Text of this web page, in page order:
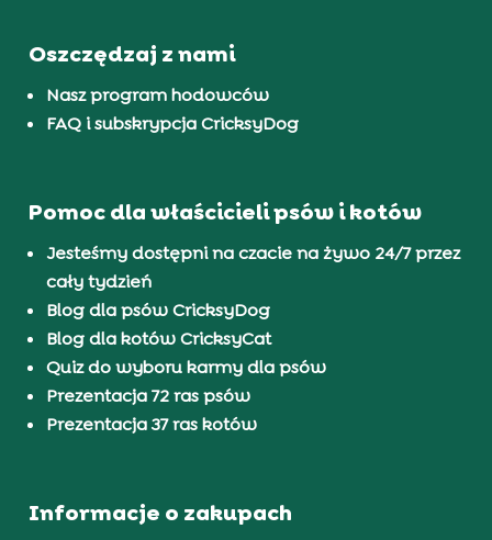
Oszczędzaj z nami
Nasz program hodowców
FAQ i subskrypcja CricksyDog
Pomoc dla właścicieli psów i kotów
Jesteśmy dostępni na czacie na żywo 24/7 przez
cały tydzień
Blog dla psów CricksyDog
Blog dla kotów CricksyCat
Quiz do wyboru karmy dla psów
Prezentacja 72 ras psów
Prezentacja 37 ras kotów
Informacje o zakupach